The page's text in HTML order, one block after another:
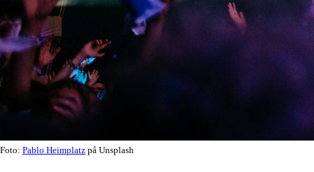
Foto: Pablo Heimplatz på Unsplash